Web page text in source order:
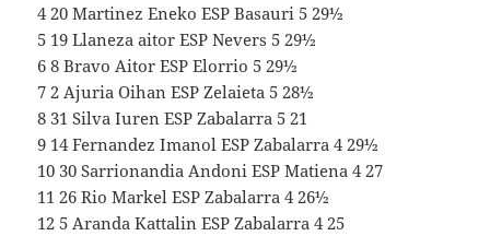
4 20 Martinez Eneko ESP Basauri 5 29½
5 19 Llaneza aitor ESP Nevers 5 29½
6 8 Bravo Aitor ESP Elorrio 5 29½
7 2 Ajuria Oihan ESP Zelaieta 5 28½
8 31 Silva Iuren ESP Zabalarra 5 21
9 14 Fernandez Imanol ESP Zabalarra 4 29½
10 30 Sarrionandia Andoni ESP Matiena 4 27
11 26 Rio Markel ESP Zabalarra 4 26½
12 5 Aranda Kattalin ESP Zabalarra 4 25